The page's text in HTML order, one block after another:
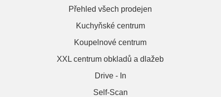
Přehled všech prodejen
Kuchyňské centrum
Koupelnové centrum
XXL centrum obkladů a dlažeb
Drive - In
Self-Scan